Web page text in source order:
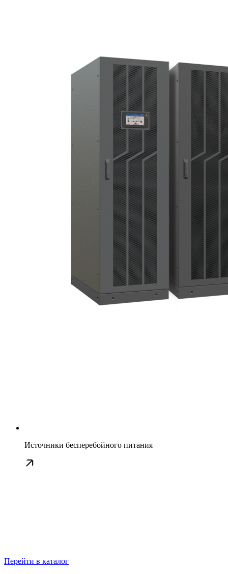
Источники бесперебойного питания
Перейти в каталог